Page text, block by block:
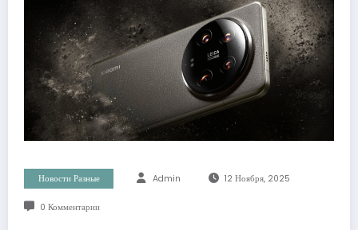
Новости Разные Admin 12 Ноября, 2025
0 Комментарии